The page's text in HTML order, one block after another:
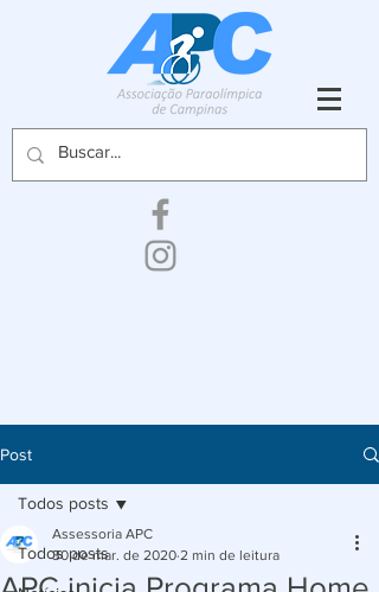
Post
Todos posts
Todos posts
Assessoria APC
30 de mar. de 2020 2 min de leitura